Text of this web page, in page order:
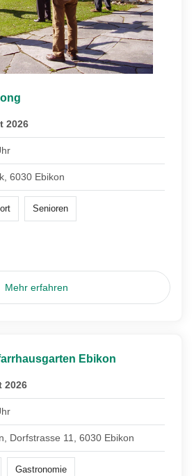
2026
6030 Ebikon
Senioren
Mehr erfahren
Ebikon
2026
Dorfstrasse 11, 6030 Ebikon
Gastronomie